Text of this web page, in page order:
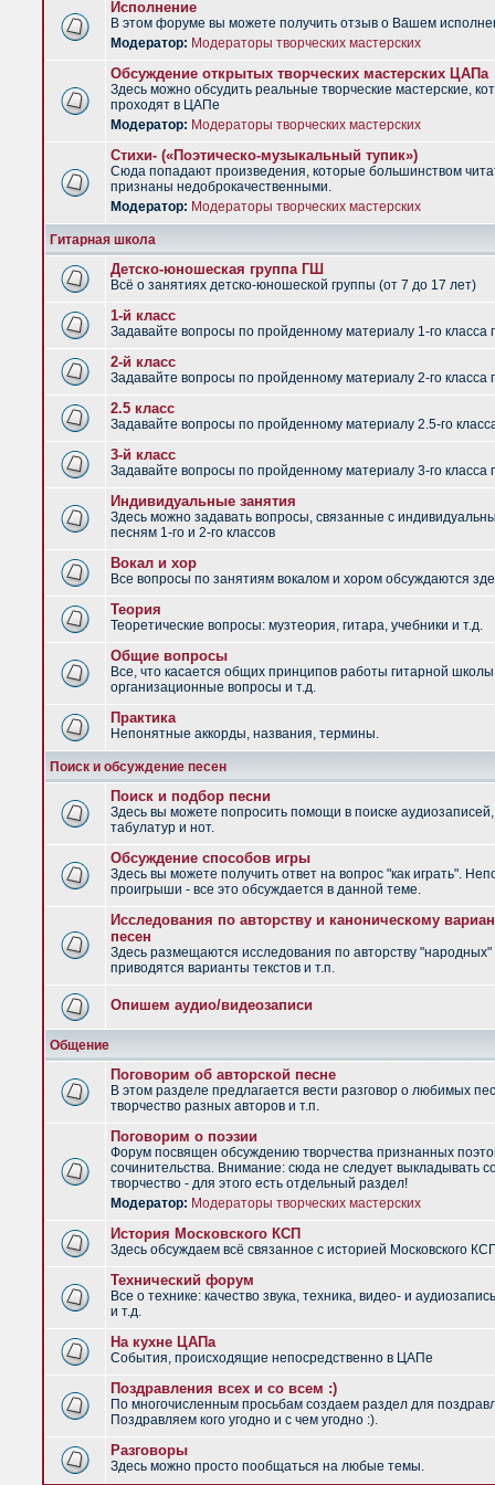
Исполнение
В этом форуме вы можете получить отзыв о Вашем
Модератор: Модераторы творческих мастерских
Обсуждение открытых творческих мастерских ЦАПа
Здесь можно обсудить реальные творческие мастерские,
проходят в ЦАПе
Модератор: Модераторы творческих мастерских
Стихи- («Поэтическо-музыкальный тупик»)
Сюда попадают произведения, которые большинством
признаны недоброкачественными.
Модератор: Модераторы творческих мастерских
Гитарная школа
Детско-юношеская группа ГШ
Всё о занятиях детско-юношеской группы (от 7 до 17 лет)
1-й класс
Задавайте вопросы по пройденному материалу 1-го класса
2-й класс
Задавайте вопросы по пройденному материалу 2-го класса
2.5 класс
Задавайте вопросы по пройденному материалу 2.5-го
3-й класс
Задавайте вопросы по пройденному материалу 3-го класса
Индивидуальные занятия
Здесь можно задавать вопросы, связанные с
песням 1-го и 2-го классов
Вокал и хор
Все вопросы по занятиям вокалом и хором обсуждаются
Теория
Теоретические вопросы: музтеория, гитара, учебники и т.д.
Общие вопросы
Все, что касается общих принципов работы гитарной
организационные вопросы и т.д.
Практика
Непонятные аккорды, названия, термины.
Поиск и обсуждение песен
Поиск и подбор песни
Здесь вы можете попросить помощи в поиске аудиозаписей,
табулатур и нот.
Обсуждение способов игры
Здесь вы можете получить ответ на вопрос "как играть".
проигрыши - все это обсуждается в данной теме.
Исследования по авторству и каноническому
песен
Здесь размещаются исследования по авторству "народных"
приводятся варианты текстов и т.п.
Опишем аудио/видеозаписи
Общение
Поговорим об авторской песне
В этом разделе предлагается вести разговор о любимых
творчество разных авторов и т.п.
Поговорим о поэзии
Форум посвящен обсуждению творчества признанных
сочинительства. Внимание: сюда не следует выкладывать
творчество - для этого есть отдельный раздел!
Модератор: Модераторы творческих мастерских
История Московского КСП
Здесь обсуждаем всё связанное с историей Московского
Технический форум
Все о технике: качество звука, техника, видео- и
и т.д.
На кухне ЦАПа
События, происходящие непосредственно в ЦАПе
Поздравления всех и со всем :)
По многочисленным просьбам создаем раздел для
Поздравляем кого угодно и с чем угодно :).
Разговоры
Здесь можно просто пообщаться на любые темы.